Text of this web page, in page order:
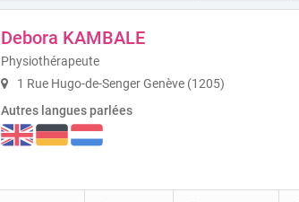
Debora KAMBALE
Physiothérapeute
1 Rue Hugo-de-Senger Genève (1205)
Autres langues parlées